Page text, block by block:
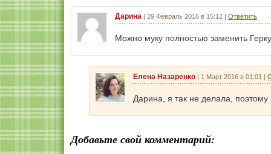
Дарина 29 Февраль 2016 в 15:12 Ответить
Можно муку полностью заменить
Елена Назаренко 1 Март 2016 в 01:01
Дарина, я так не делала, поэтому
Добавьте свой комментарий: